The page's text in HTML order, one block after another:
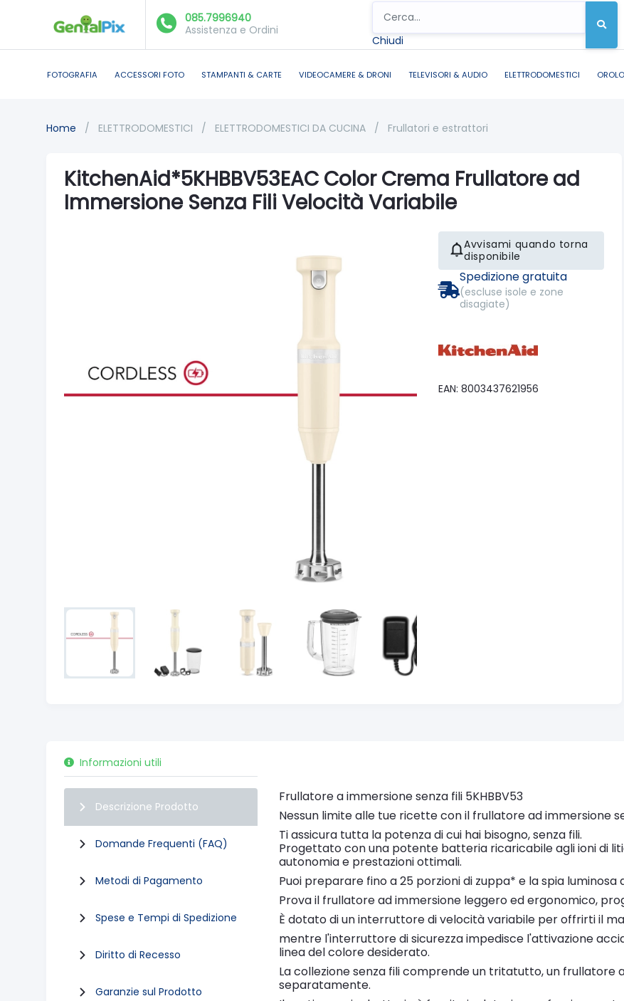
085.7996940
Assistenza e Ordini
Chiudi
FOTOGRAFIA ACCESSORI FOTO STAMPANTI & CARTE VIDEOCAMERE & DRONI TELEVISORI & AUDIO ELETTRODOMESTICI
Home / ELETTRODOMESTICI / ELETTRODOMESTICI DA CUCINA / Frullatori e estrattori
KitchenAid*5KHBBV53EAC Color Crema Frullatore ad
Immersione Senza Fili Velocità Variabile
Avvisami quando torna
disponibile
Spedizione gratuita
(escluse isole e zone
disagiate)
EAN: 8003437621956
Informazioni utili
Descrizione Prodotto
Domande Frequenti (FAQ)
Metodi di Pagamento
Spese e Tempi di Spedizione
Diritto di Recesso
Garanzie sul Prodotto
Frullatore a immersione senza fili 5KHBBV53
Nessun limite alle tue ricette con il frullatore ad immersione
Ti assicura tutta la potenza di cui hai bisogno, senza fili.
Progettato con una potente batteria ricaricabile agli ioni di
autonomia e prestazioni ottimali.
Puoi preparare fino a 25 porzioni di zuppa* e la spia
Prova il frullatore ad immersione leggero ed ergonomico,
È dotato di un interruttore di velocità variabile per offrirti il
mentre l'interruttore di sicurezza impedisce l'attivazione
linea del colore desiderato.
La collezione senza fili comprende un tritatutto, un
separatamente.